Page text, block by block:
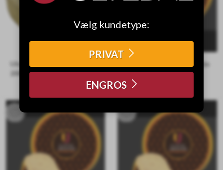
Ulvedal Gourmet Blue
200g STK
Ulvedal Gouda Valnød 50+
1/1 - ca. 4,5 kg
Vælg kundetype:
PRIVAT
ENGROS